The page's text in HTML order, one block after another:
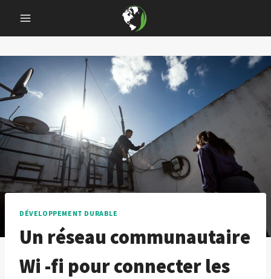
content
DÉVELOPPEMENT DURABLE
Un réseau communautaire
Wi -fi pour connecter les